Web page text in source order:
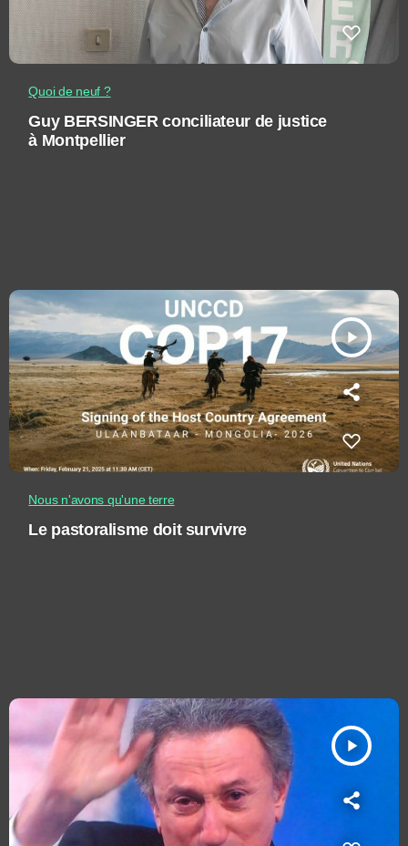
Quoi de neuf ?
Guy BERSINGER conciliateur de justice
à Montpellier
play_arrow
Nous n'avons qu'une terre
Le pastoralisme doit survivre
play_arrow